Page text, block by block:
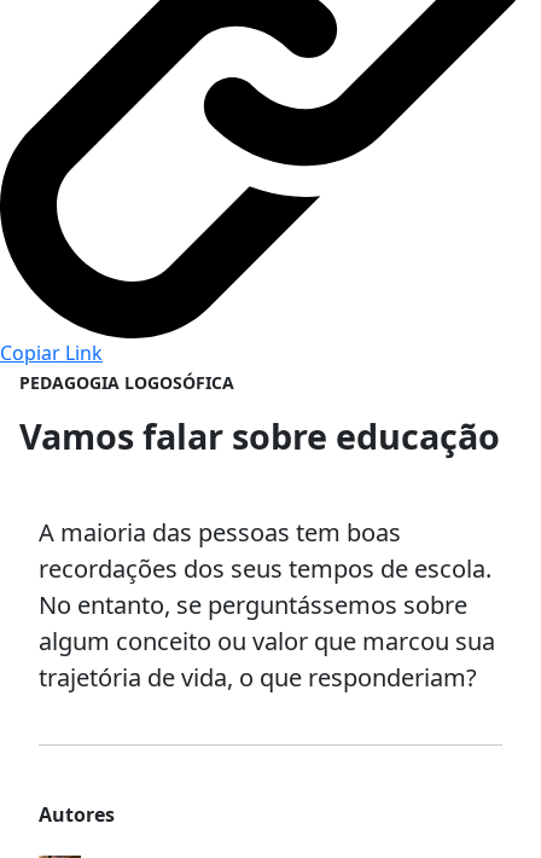
Copiar Link
PEDAGOGIA LOGOSÓFICA
Vamos falar sobre educação
A maioria das pessoas tem boas
recordações dos seus tempos de escola.
No entanto, se perguntássemos sobre
algum conceito ou valor que marcou sua
trajetória de vida, o que responderiam?
Autores